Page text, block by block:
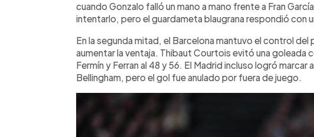
cuando Gonzalo falló un mano a mano frente a Fran
intentarlo, pero el guardameta blaugrana respondió con
En la segunda mitad, el Barcelona mantuvo el control
aumentar la ventaja. Thibaut Courtois evitó una goleada
Fermín y Ferran al 48 y 56. El Madrid incluso logró marcar
Bellingham, pero el gol fue anulado por fuera de juego.